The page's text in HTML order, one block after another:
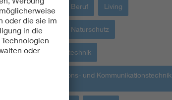
Bildung + Beruf Living
Umwelt + Naturschutz
Gebäudetechnik
Informations- und Kommunikationstechnik